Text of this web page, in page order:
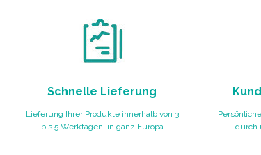
Schnelle Lieferung
Lieferung Ihrer Produkte innerhalb von 3
bis 5 Werktagen, in ganz Europa
durch